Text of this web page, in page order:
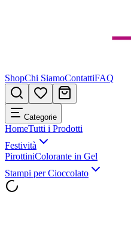
ShopChi SiamoContattiFAQ
Categorie
HomeTutti i Prodotti
Festività
PirottiniColorante in Gel
Stampi per Cioccolato